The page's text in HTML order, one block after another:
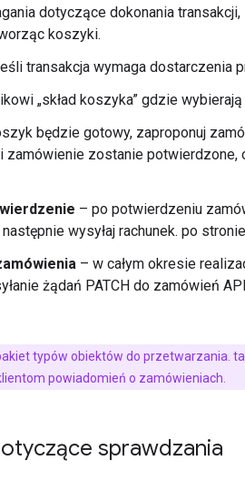
dotyczące dokonania
koszyki.
transakcja wymaga dostarczenia
„skład koszyka” gdzie
będzie gotowy, zaproponuj
zamówienie zostanie
– po potwierdzeniu
następnie wysyłaj rachunek. po
– w całym okresie
żądań PATCH do zamówień
typów obiektów do przetwarzania.
powiadomień o zamówieniach.
sprawdzania